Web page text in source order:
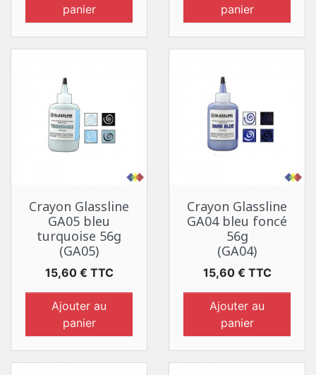
panier
panier
Crayon Glassline
GA05 bleu
turquoise 56g
(GA05)
Prix
15,60 € TTC
Ajouter au
panier
Crayon Glassline
GA04 bleu foncé
56g
(GA04)
Prix
15,60 € TTC
Ajouter au
panier